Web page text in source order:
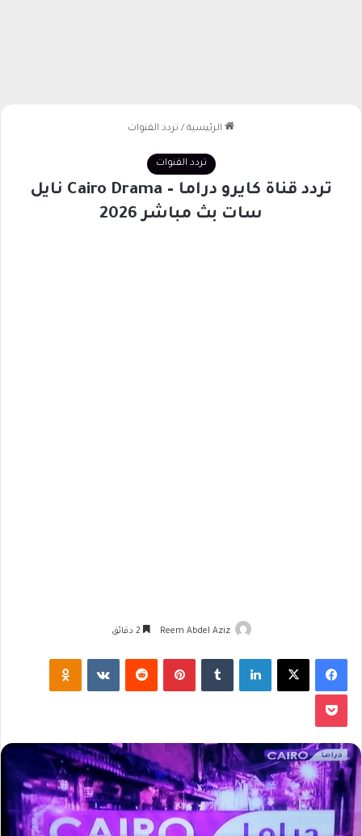
الرئيسية / تردد القنوات
تردد القنوات
تردد قناة كايرو دراما – Cairo Drama نايل
سات بث مباشر 2026
Reem Abdel Aziz
فيسبوك لينكدإن بينتيريست